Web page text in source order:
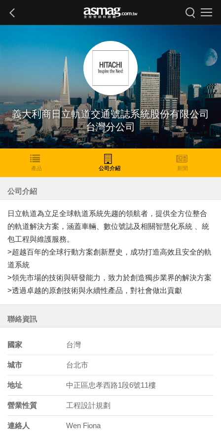
義大利商日立軌道交通號誌系統股份有限公司
台灣分公司
產品 公司介紹 新聞
公司介紹
日立軌道為立足全球軌道系統先趨的領航者，提供全方位整合
的軌道解決方案，涵蓋車輛、數位號誌及相關智慧化系統 、統
包工程與維護服務。
>超越百年的全球行動方案創新歷史，成功打造高效且安全的軌
道系統
>領先市場的技術與研發能力，致力於創造獨步業界的解決方案
>透過卓越的原創技術與永續性產品，對社會做出貢獻
聯絡資訊
國家 台灣
城市 台北市
地址 中正區忠孝西路1段6號11樓
營業性質 工程設計規劃
連絡人 Wen Fiona